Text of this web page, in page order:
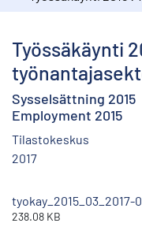
Työssäkäynti
Sysselsättning 2015
Employment 2015
Tilastokeskus
2017
tyokay_2015_03_2017-
238.08 KB